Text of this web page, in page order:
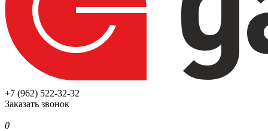
+7 (962) 522-32-32
Заказать звонок
0